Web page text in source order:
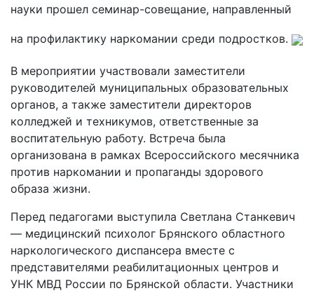
науки прошел семинар-совещание, направленный
на профилактику наркомании среди подростков.
В мероприятии участвовали заместители
руководителей муниципальных образовательных
органов, а также заместители директоров
колледжей и техникумов, ответственные за
воспитательную работу. Встреча была
организована в рамках Всероссийского месячника
против наркомании и пропаганды здорового
образа жизни.
Перед педагогами выступила Светлана Станкевич
— медицинский психолог Брянского областного
наркологического диспансера вместе с
представителями реабилитационных центров и
УНК МВД России по Брянской области. Участники